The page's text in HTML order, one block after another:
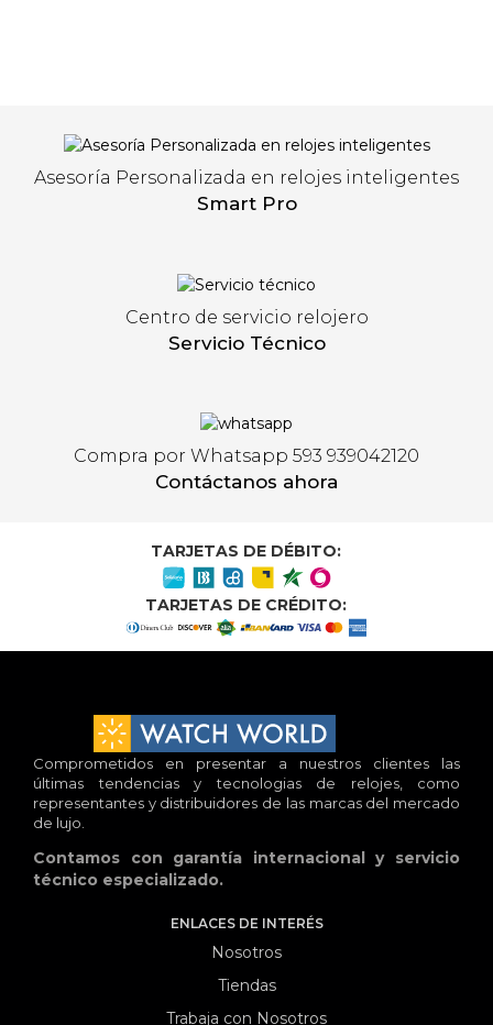
Asesoría Personalizada en relojes inteligentes
Smart Pro
Centro de servicio relojero
Servicio Técnico
Compra por Whatsapp 593 939042120
Contáctanos ahora
TARJETAS DE DÉBITO:
TARJETAS DE CRÉDITO:
Comprometidos en presentar a nuestros clientes las
últimas tendencias y tecnologias de relojes, como
representantes y distribuidores de las marcas del mercado
de lujo.
Contamos con garantía internacional y servicio
técnico especializado.
ENLACES DE INTERÉS
Nosotros
Tiendas
Trabaja con Nosotros